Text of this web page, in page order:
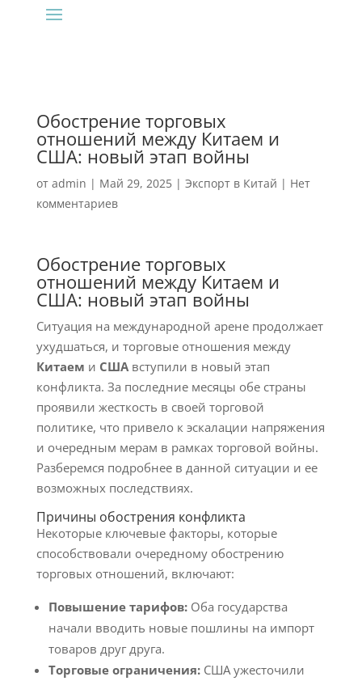
Обострение торговых
отношений между Китаем и
США: новый этап войны
от admin | Май 29, 2025| Экспорт в Китай | Нет
комментариев
Обострение торговых
отношений между Китаем и
США: новый этап войны
Ситуация на международной арене продолжает
ухудшаться, и торговые отношения между
Китаем и СШАвступили в новый этап
конфликта. За последние месяцы обе страны
проявили жесткость в своей торговой
политике, что привело к эскалации напряжения
и очередным мерам в рамках торговой войны.
Разберемся подробнее в данной ситуации и ее
возможных последствиях.
Причины обострения конфликта
Некоторые ключевые факторы, которые
способствовали очередному обострению
торговых отношений, включают:
Повышение тарифов:Оба государства
начали вводить новые пошлины на импорт
товаров друг друга.
Торговые ограничения:США ужесточили